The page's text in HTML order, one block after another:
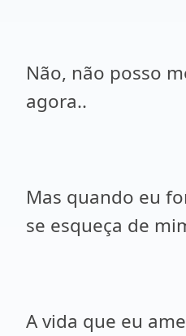
Não, não posso
agora..
Mas quando eu
se esqueça de
A vida que eu